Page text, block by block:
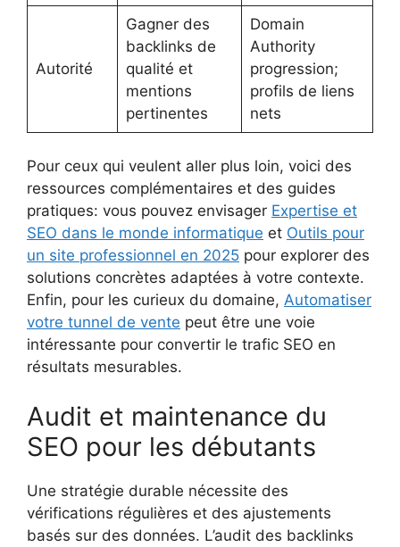
Autorité
Gagner des
backlinks de
qualité et
mentions
pertinentes
Domain
Authority
progression;
profils de liens
nets
Pour ceux qui veulent aller plus loin, voici des
ressources complémentaires et des guides
pratiques: vous pouvez envisager Expertise et
SEO dans le monde informatique et Outils pour
un site professionnel en 2025 pour explorer des
solutions concrètes adaptées à votre contexte.
Enfin, pour les curieux du domaine, Automatiser
votre tunnel de vente peut être une voie
intéressante pour convertir le trafic SEO en
résultats mesurables.
Audit et maintenance du
SEO pour les débutants
Une stratégie durable nécessite des
vérifications régulières et des ajustements
basés sur des données. L’audit des backlinks